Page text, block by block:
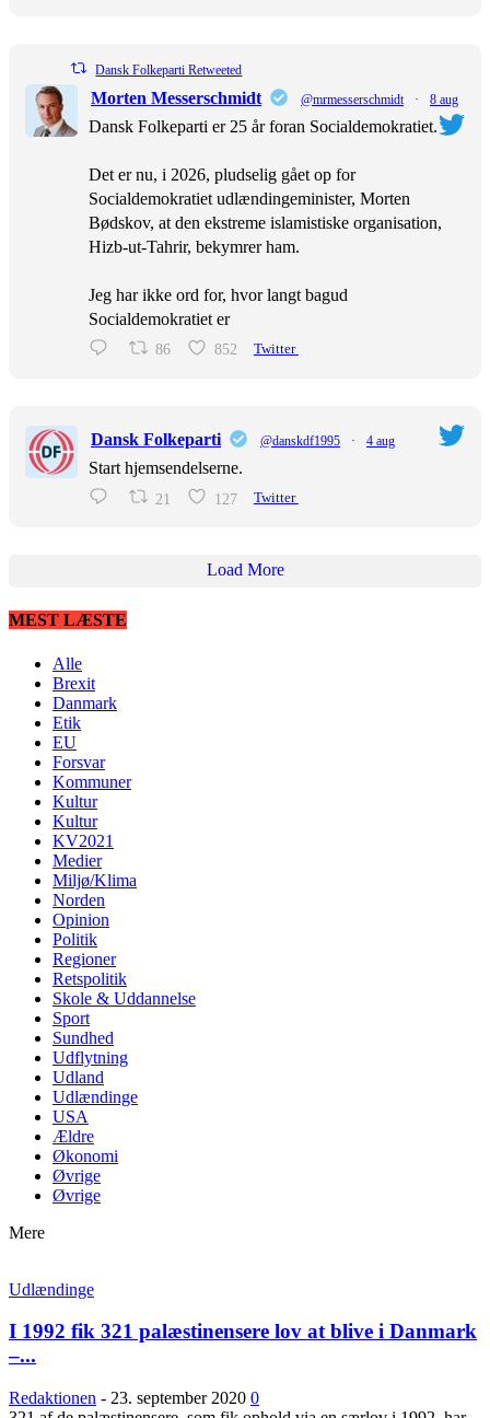
Dansk Folkeparti Retweeted
Morten Messerschmidt @mrmesserschmidt · 8 aug
Dansk Folkeparti er 25 år foran Socialdemokratiet.
Det er nu, i 2026, pludselig gået op for
Socialdemokratiet udlændingeminister, Morten
Bødskov, at den ekstreme islamistiske organisation,
Hizb-ut-Tahrir, bekymrer ham.
Jeg har ikke ord for, hvor langt bagud
Socialdemokratiet er
86 852 Twitter
Dansk Folkeparti @danskdf1995 · 4 aug
Start hjemsendelserne.
21 127 Twitter
Load More
MEST LÆSTE
Alle
Brexit
Danmark
Etik
EU
Forsvar
Kommuner
Kultur
Kultur
KV2021
Medier
Miljø/Klima
Norden
Opinion
Politik
Regioner
Retspolitik
Skole & Uddannelse
Sport
Sundhed
Udflytning
Udland
Udlændinge
USA
Ældre
Økonomi
Øvrige
Øvrige
Mere
Udlændinge
I 1992 fik 321 palæstinensere lov at blive i Danmark
–...
Redaktionen - 23. september 2020 0